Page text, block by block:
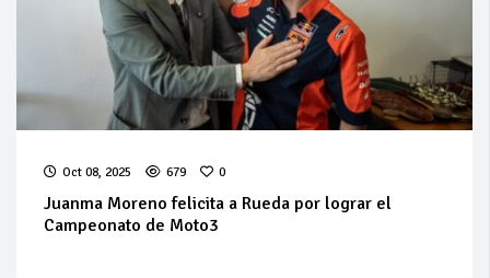
Oct 08, 2025 679 0
Juanma Moreno felicita a Rueda por lograr el
Campeonato de Moto3